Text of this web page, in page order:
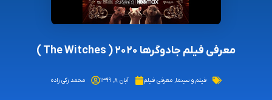
معرفی فیلم جادوگرها ۲۰۲۰ ( The Witches )
فیلم و سینما,معرفی فیلم آبان ۸, ۱۳۹۹ محمد زکی زاده